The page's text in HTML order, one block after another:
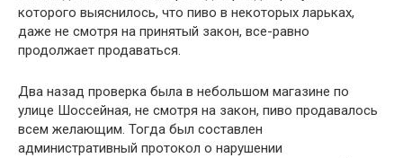
которого выяснилось, что пиво в некоторых ларьках,
даже не смотря на принятый закон, все-равно
продолжает продаваться.
Два назад проверка была в небольшом магазине по
улице Шоссейная, не смотря на закон, пиво продавалось
всем желающим. Тогда был составлен
административный протокол о нарушении